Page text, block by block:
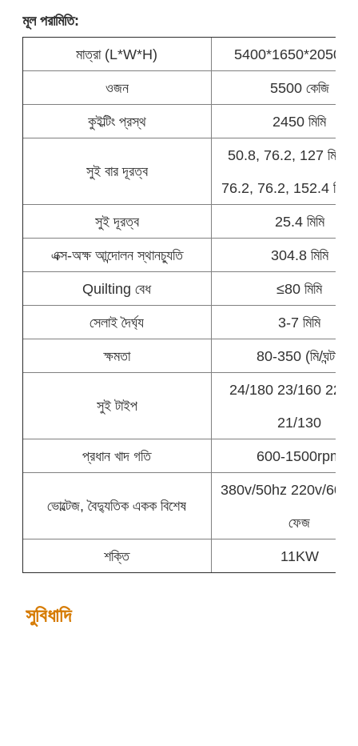
মূল পরামিতি:
মাত্রা (L*W*H)
ওজন
5500 কেজি
কুইল্টিং প্রস্থ
2450 মিমি
সুই বার দূরত্ব
50.8, 76.2, 127 মিমি
76.2, 76.2, 152.4 মিমি
সুই দূরত্ব
25.4 মিমি
এক্স-অক্ষ আন্দোলন স্থানচ্যুতি
304.8 মিমি
Quilting বেধ
≤80 মিমি
সেলাই দৈর্ঘ্য
3-7 মিমি
ক্ষমতা
80-350 (মি/ঘন্টা)
সুই টাইপ
24/180 23/160 22/
21/130
প্রধান খাদ গতি
600-1500rpm
ভোল্টেজ, বৈদ্যুতিক একক বিশেষ
380v/50hz 220v/
ফেজ
শক্তি
11KW
সুবিধাদি